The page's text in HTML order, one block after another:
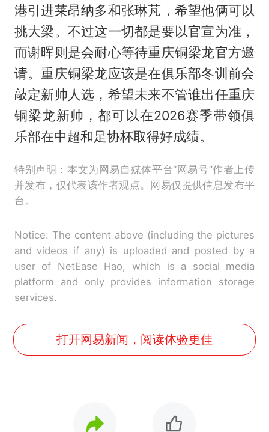
港引进莱昂纳多和张琳芃，希望他俩可以
挑大梁。不过这一切都是要以官宣为准，
而谢晖则是会耐心等待重庆铜梁龙官方邀
请。重庆铜梁龙应该是在俱乐部冬训前会
敲定新帅人选，希望未来不管谁出任重庆
铜梁龙新帅，都可以在2026赛季带领俱
乐部在中超和足协杯取得好成绩。
特别声明：本文为网易自媒体平台“网易号”作者上传
并发布，仅代表该作者观点。网易仅提供信息发布平
台。
Notice: The content above (including the pictures
and videos if any) is uploaded and posted by a
user of NetEase Hao, which is a social media
platform and only provides information storage
services.
打开网易新闻，阅读体验更佳